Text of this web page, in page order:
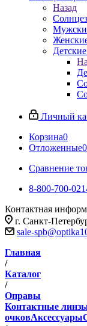
Назад
Личный
Корзина0
Отложенные0
Сравнение
8-800-700-
Контактная
г. Санкт-
sale-
Главная
/
Каталог
/
Оправы
Контактные
очковАксессуары